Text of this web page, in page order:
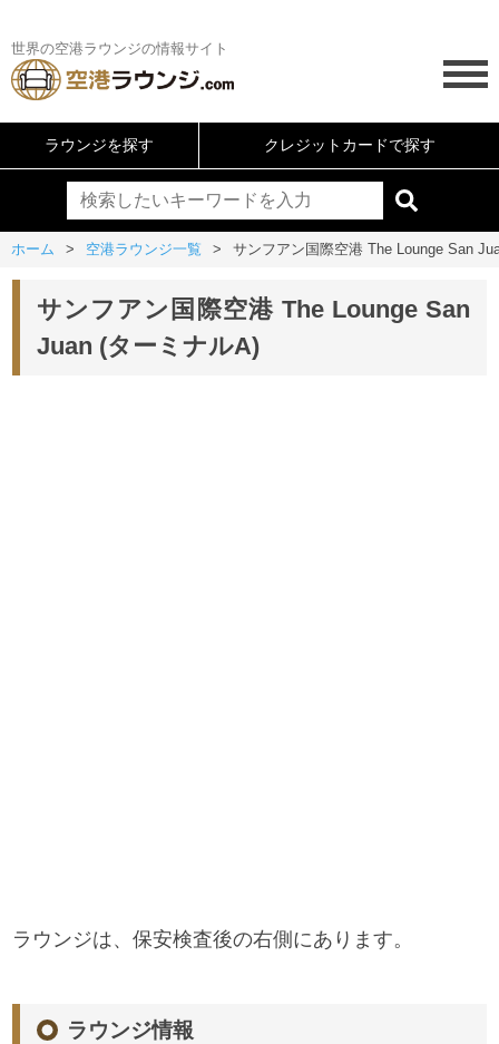
世界の空港ラウンジの情報サイト
ラウンジを探す クレジットカードで探す
ホーム 空港ラウンジ一覧 サンフアン国際空港 The Lounge San
サンフアン国際空港 The Lounge San
Juan (ターミナルA)
ラウンジは、保安検査後の右側にあります。
ラウンジ情報